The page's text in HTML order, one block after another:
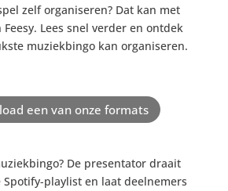
zelf organiseren? Dat kan met
Lees snel verder en ontdek
muziekbingo kan organiseren.
een van onze formats
De presentator draait
playlist en laat deelnemers